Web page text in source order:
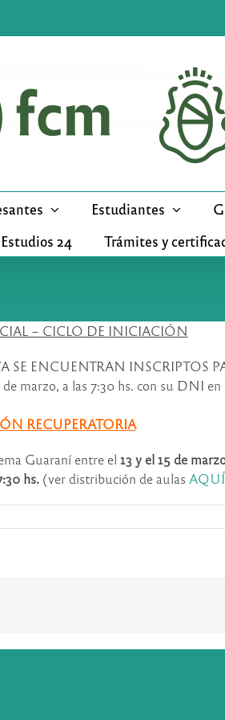
Estudiantes
24 Trámites y
– CICLO DE INICIACIÓN
ENCUENTRAN INSCRIPTOS
marzo, a las 7:30 hs. con su DNI
RECUPERATORIA
Guaraní entre el 13 y el 15 de
hs. (ver distribución de aulas AQUÍ